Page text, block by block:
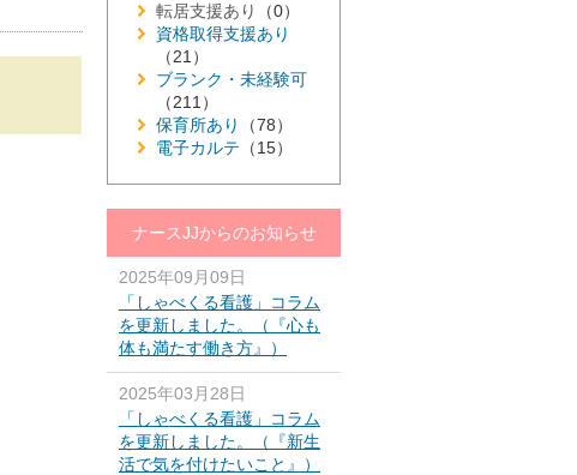
転居支援あり
（0）
資格取得支援あり
（21）
ブランク・未経験可
（211）
保育所あり
（78）
電子カルテ （15）
ナースJJからのお知らせ
2025年09月09日
「しゃべくる看護」コラム
を更新しました。（『心も
体も満たす働き方』）
2025年03月28日
「しゃべくる看護」コラム
を更新しました。（『新生
活で気を付けたいこと』）